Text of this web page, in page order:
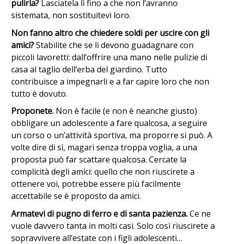
pulirla? Lasciatela lì fino a che non l’avranno
sistemata, non sostituitevi loro.
Non fanno altro che chiedere soldi per uscire con gli
amici?Stabilite che se li devono guadagnare con
piccoli lavoretti: dall’offrire una mano nelle pulizie di
casa al taglio dell’erba del giardino. Tutto
contribuisce a impegnarli e a far capire loro che non
tutto è dovuto.
Proponete. Non è facile (e non è neanche giusto)
obbligare un adolescente a fare qualcosa, a seguire
un corso o un’attività sportiva, ma proporre si può. A
volte dire di sì, magari senza troppa voglia, a una
proposta può far scattare qualcosa. Cercate la
complicità degli amici: quello che non riuscirete a
ottenere voi, potrebbe essere più facilmente
accettabile se è proposto da amici.
Armatevi di pugno di ferro e di santa pazienza.Ce ne
vuole davvero tanta in molti casi. Solo così riuscirete a
sopravvivere all’estate con i figli adolescenti…